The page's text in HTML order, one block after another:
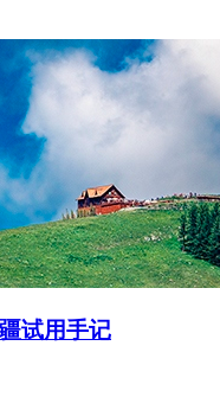
试用手记